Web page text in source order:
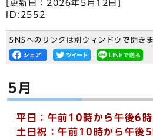
[更新日：2026年5月12日]
ID:2552
SNSへのリンクは別ウィンドウで開き
5月
平日：午前10時から午後6時
土日祝：午前10時から午後